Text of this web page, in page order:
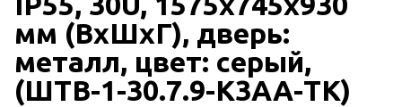
мм (ВхШхГ), дверь:
металл, цвет: серый,
(ШТВ-1-30.7.9-К3АА-ТК)